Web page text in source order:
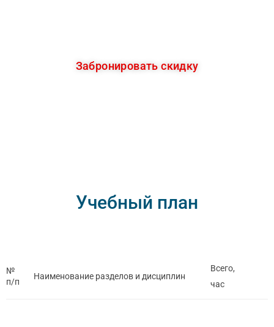
Забронировать скидку
Учебный план
№
п/п
Наименование разделов и дисциплин
Всего,
час